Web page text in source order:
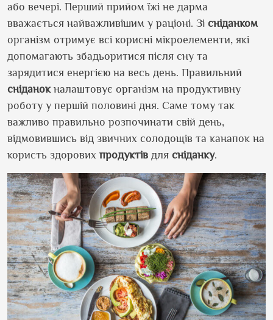
або вечері. Перший прийом їжі не дарма
вважається найважливішим у раціоні. Зі сніданком
організм отримує всі корисні мікроелементи, які
допомагають збадьоритися після сну та
зарядитися енергією на весь день. Правильний
сніданокналаштовує організм на продуктивну
роботу у першій половині дня. Саме тому так
важливо правильно розпочинати свій день,
відмовившись від звичних солодощів та канапок на
користь здорових продуктів для сніданку.